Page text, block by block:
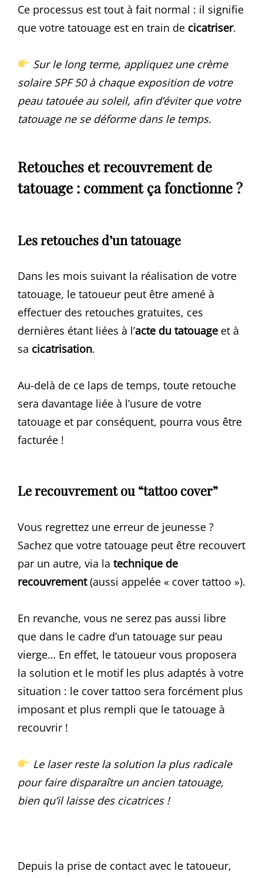
Ce processus est tout à fait normal : il signifie
que votre tatouage est en train de cicatriser.
Sur le long terme, appliquez une crème
solaire SPF 50 à chaque exposition de votre
peau tatouée au soleil, afin d’éviter que votre
tatouage ne se déforme dans le temps.
Retouches et recouvrement de
tatouage : comment ça fonctionne ?
Les retouches d’un tatouage
Dans les mois suivant la réalisation de votre
tatouage, le tatoueur peut être amené à
effectuer des retouches gratuites, ces
dernières étant liées à l’acte du tatouage et à
sa cicatrisation.
Au-delà de ce laps de temps, toute retouche
sera davantage liée à l’usure de votre
tatouage et par conséquent, pourra vous être
facturée !
Le recouvrement ou “tattoo cover”
Vous regrettez une erreur de jeunesse ?
Sachez que votre tatouage peut être recouvert
par un autre, via la technique de
recouvrement(aussi appelée « cover tattoo »).
En revanche, vous ne serez pas aussi libre
que dans le cadre d’un tatouage sur peau
vierge… En effet, le tatoueur vous proposera
la solution et le motif les plus adaptés à votre
situation : le cover tattoo sera forcément plus
imposant et plus rempli que le tatouage à
recouvrir !
Le laser reste la solution la plus radicale
pour faire disparaître un ancien tatouage,
bien qu’il laisse des cicatrices !
Depuis la prise de contact avec le tatoueur,